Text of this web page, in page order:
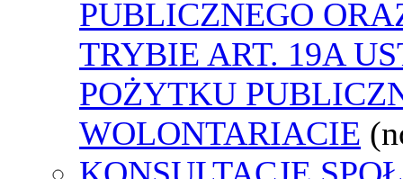
PUBLICZNEGO
TRYBIE ART. 19A
POŻYTKU
WOLONTARIACIE